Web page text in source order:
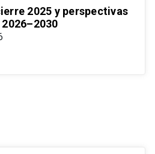
2025 y perspectivas